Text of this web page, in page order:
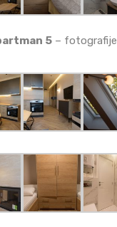
5 – fotografije